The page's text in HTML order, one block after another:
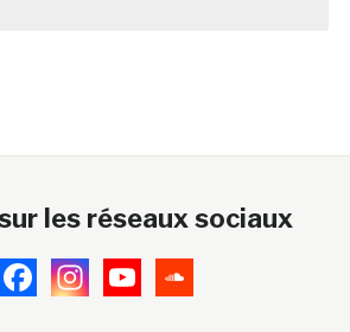
les réseaux sociaux